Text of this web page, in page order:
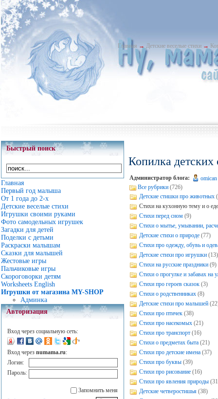
Главная → Детские веселые стихи →
Быстрый поиск
Главная
Первый год малыша
От 1 года до 2-х
Детские веселые стихи
Игрушки своими руками
Фото самодельных игрушек
Загадки для детей
Поделки с детьми
Раскраски малышам
Сказки для малышей
Жестовые игры
Пальчиковые игры
Скороговорки детям
Worksheets English
Игрушки от магазина MY-SHOP
Админка
Авторизация
Вход через социальную сеть:
Вход через numama.ru:
Логин:
Пароль:
Запомнить меня
Копилка детских
Администратор блога:
omican
Все рубрики (726)
Детские стишки про животных
Стихи на кухонную тему и о
Стихи перед сном (9)
Стихи о мытье, умывании,
Детские стихи о природе (77)
Стихи про одежду, обувь и
Детские стихи про игрушки (13)
Стихи на русские праздники (9)
Стихи о прогулке и забавах на
Стихи про героев сказок (3)
Стихи о родственниках (8)
Детские стихи про малышей
Стихи про птичек (38)
Стихи про насекомых (21)
Стихи про транспорт (16)
Стихи о предметах быта (21)
Стихи про детские имена (37)
Стихи про буквы (39)
Стихи про рисование (16)
Стихи про явления природы
Детские четверостишья (38)